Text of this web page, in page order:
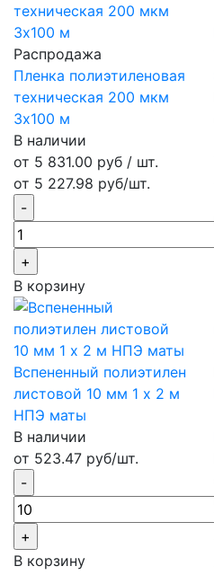
Распродажа
Пленка полиэтиленовая
техническая 200 мкм
3х100 м
В наличии
от 5 831.00 руб / шт.
от 5 227.98 руб/шт.
В корзину
Вспененный полиэтилен
листовой 10 мм 1 х 2 м
НПЭ маты
В наличии
от 523.47 руб/шт.
В корзину